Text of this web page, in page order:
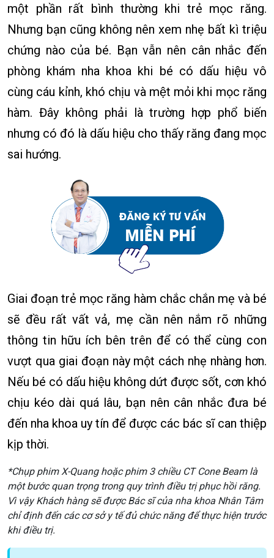
một phần rất bình thường khi trẻ mọc răng.
Nhưng bạn cũng không nên xem nhẹ bất kì triệu
chứng nào của bé. Bạn vẫn nên cân nhắc đến
phòng khám nha khoa khi bé có dấu hiệu vô
cùng cáu kỉnh, khó chịu và mệt mỏi khi mọc răng
hàm. Đây không phải là trường hợp phổ biến
nhưng có đó là dấu hiệu cho thấy răng đang mọc
sai hướng.
Giai đoạn trẻ mọc răng hàm chắc chắn mẹ và bé
sẽ đều rất vất vả, mẹ cần nên nắm rõ những
thông tin hữu ích bên trên để có thể cùng con
vượt qua giai đoạn này một cách nhẹ nhàng hơn.
Nếu bé có dấu hiệu không dứt được sốt, cơn khó
chịu kéo dài quá lâu, bạn nên cân nhắc đưa bé
đến nha khoa uy tín để được các bác sĩ can thiệp
kịp thời.
*Chụp phim X-Quang hoặc phim 3 chiều CT Cone Beam là
một bước quan trọng trong quy trình điều trị phục hồi răng.
Vì vậy Khách hàng sẽ được Bác sĩ của nha khoa Nhân Tâm
chỉ định đến các cơ sở y tế đủ chức năng để thực hiện trước
khi điều trị.